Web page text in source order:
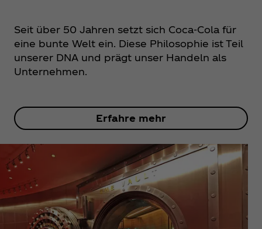
Seit über 50 Jahren setzt sich Coca‑Cola für
eine bunte Welt ein. Diese Philosophie ist Teil
unserer DNA und prägt unser Handeln als
Unternehmen.
Erfahre mehr